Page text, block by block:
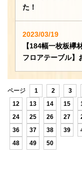
た！
2023/03/19
【184幅一枚板欅
フロアテーブル】
ページ 1 2 3
12
13 14 15
24
25 26 27
36
37 38 39
48
49 50